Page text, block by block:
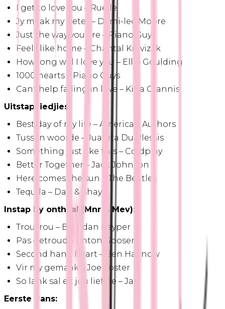
I get to love you – Ruelle
Jy maak my beter – Demi-lee Moore
Just the way you are – Piano Guys
Feels like home – Chantal Krevizak
How long will I love you – Ellie Goulding
1000 hearts – Piano Guys
Cant help falling in love – Kina Grannis
Uitstap liedjies:
Best day of my life – American Authors
Tussen woorde – Juanita Du Plessis
Something just like this – Coldplay
Better Together – Jack Johnson
Here comes the sun – The Beatles
Tequila – Dan & Shay
Instap by onthaal (Mnr & Mev):
Trouvrou – Brendan Peyper
Pas getroud – Anton Goosen
Second hand heart – Ben Haenow
Vir my gemaak – Joe Foster
So lank sal ek jou lief he – Jay
Eerste dans: